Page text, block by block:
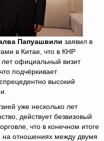
Папуашвили заявил в
в Китае, что в КНР
официальный визит
подчёркивает
высокий
уже несколько лет
действует безвизовый
что в конечном итоге
на отношениях между двумя